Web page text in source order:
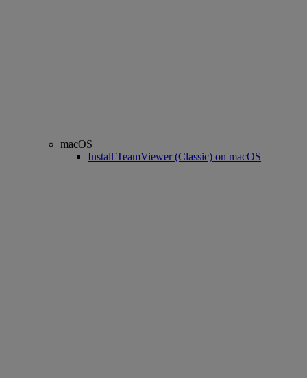
macOS
Install TeamViewer (Classic) on macOS